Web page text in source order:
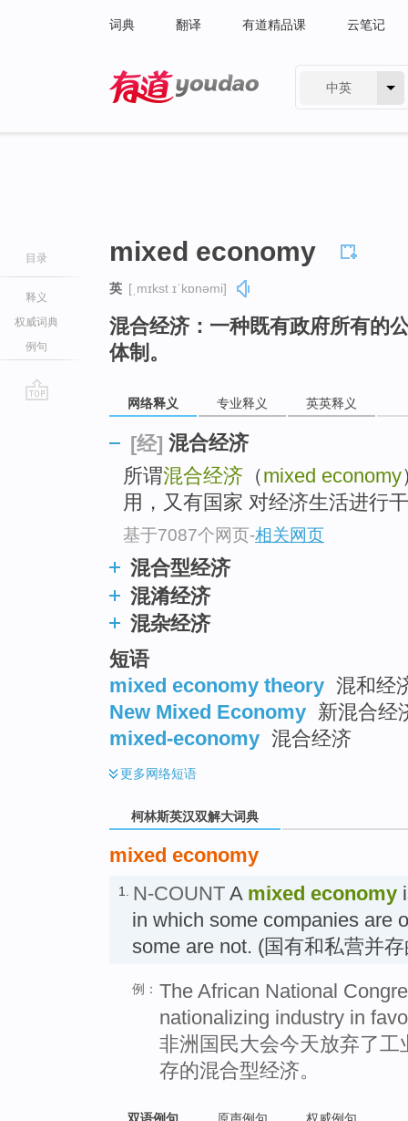
词典 翻译 有道精品课 云笔记
中英
目录
释义
权威词典
例句
mixed economy
英 [ˌmɪkst ɪˈkɒnəmi]
混合经济：一种既有政府所有的
体制。
网络释义 专业释义 英英释义
[经] 混合经济
所谓混合经济 （mixed economy
用，又有国家 对经济生活进行
基于7087个网页-相关网页
混合型经济
混淆经济
混杂经济
短语
mixed economy theory 混和经
New Mixed Economy 新混合经
mixed-economy 混合经济
更多网络短语
柯林斯英汉双解大词典
mixed economy
1. N-COUNT A mixed economy
in which some companies are
some are not. (国有和私营并
例： The African National
nationalizing industry in
非洲国民大会今天放弃了
存的混合型经济。
双语例句 原声例句 权威例句